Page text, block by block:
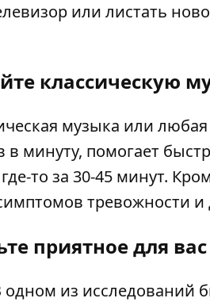
или листать
классическую
музыка или
минуту, помогает
то за 30-45 минут.
тревожности и
приятное для
одном из исследований